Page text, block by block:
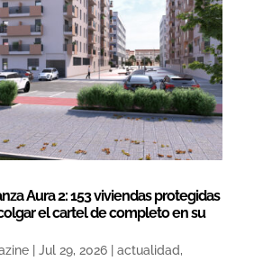
Aura 2: 153 viviendas protegidas
el cartel de completo en su
| Jul 29, 2026| actualidad,